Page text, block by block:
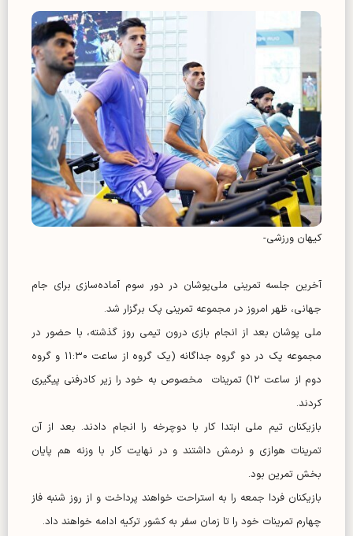
کیهان ورزشی-
آخرین جلسه تمرینی ملی‌پوشان در دور سوم آماده‌سازی برای جام
جهانی، ظهر امروز در مجموعه تمرینی پک برگزار شد.
ملی پوشان بعد از انجام بازی درون تیمی روز گذشته، با حضور در
مجموعه پک در دو گروه جداگانه (یک گروه از ساعت ۱۱:۳۰ و گروه
دوم از ساعت ۱۲) تمرینات مخصوص به خود را زیر کادرفنی پیگیری
کردند.
بازیکنان تیم ملی ابتدا کار با دوچرخه را انجام دادند. بعد از آن
تمرینات هوازی و نرمش داشتند و در نهایت کار با وزنه هم پایان
بخش تمرین بود.
بازیکنان فردا جمعه را به استراحت خواهند پرداخت و از روز شنبه فاز
چهارم تمرینات خود را تا زمان سفر به کشور ترکیه ادامه خواهند داد.